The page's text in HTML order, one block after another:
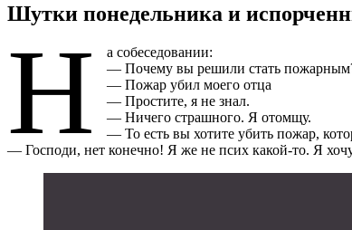
Шутки понедельника и
Н
а собеседовании:
— Почему вы решили стать
— Пожар убил моего отца
— Простите, я не знал.
— Ничего страшного. Я отомщу.
— То есть вы хотите убить пожар,
— Господи, нет конечно! Я же не псих какой-то. Я